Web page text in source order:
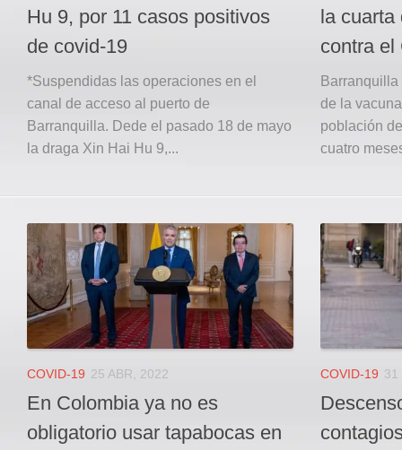
Hu 9, por 11 casos positivos
de covid-19
*Suspendidas las operaciones en el
canal de acceso al puerto de
Barranquilla. Dede el pasado 18 de mayo
la draga Xin Hai Hu 9,...
la
contra el
de la
población
cuatro
COVID-19 25 ABR, 2022
En Colombia ya no es
obligatorio usar tapabocas en
COVID-19 31